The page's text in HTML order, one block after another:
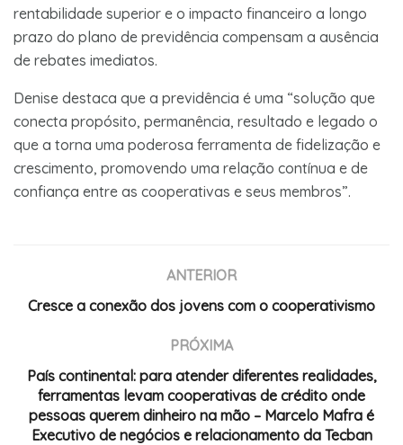
rentabilidade superior e o impacto financeiro a longo
prazo do plano de previdência compensam a ausência
de rebates imediatos.
Denise destaca que a previdência é uma “solução que
conecta propósito, permanência, resultado e legado o
que a torna uma poderosa ferramenta de fidelização e
crescimento, promovendo uma relação contínua e de
confiança entre as cooperativas e seus membros”.
ANTERIOR
Cresce a conexão dos jovens com o cooperativismo
PRÓXIMA
País continental: para atender diferentes realidades,
ferramentas levam cooperativas de crédito onde
pessoas querem dinheiro na mão – Marcelo Mafra é
Executivo de negócios e relacionamento da Tecban